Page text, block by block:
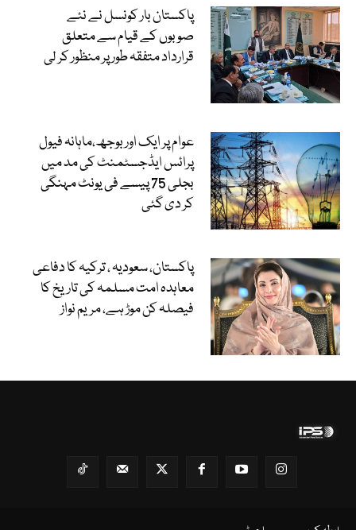
پاکستان بار کونسل نے نئے
صوبوں کے قیام سے متعلق
قرارداد متفقہ طور پر منظور کر لی
عوام پر ایک اور بوجھ،ماہانہ فیول
پرائس ایڈجسٹمنٹ کی مد میں
بجلی 75 پیسے فی یونٹ مہنگی
کر دی گئی
پاکستان، سعودیہ ، ترکیہ کا دفاعی
معاہدہ امت مسلمہ کی تاریخ کا
فیصلہ کن موڑ ہے، مریم نواز